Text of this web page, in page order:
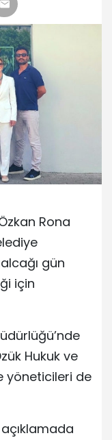
Rona
gün
için
Hukuk ve
yöneticileri de